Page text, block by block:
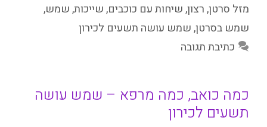
מזל סרטן,רצון,שיחות עם כוכבים,שייכות,שמש,
שמש בסרטן,שמש עושה תשעים לכירון
כתיבת תגובה
כמה כואב, כמה מרפא – שמש עושה
תשעים לכירון